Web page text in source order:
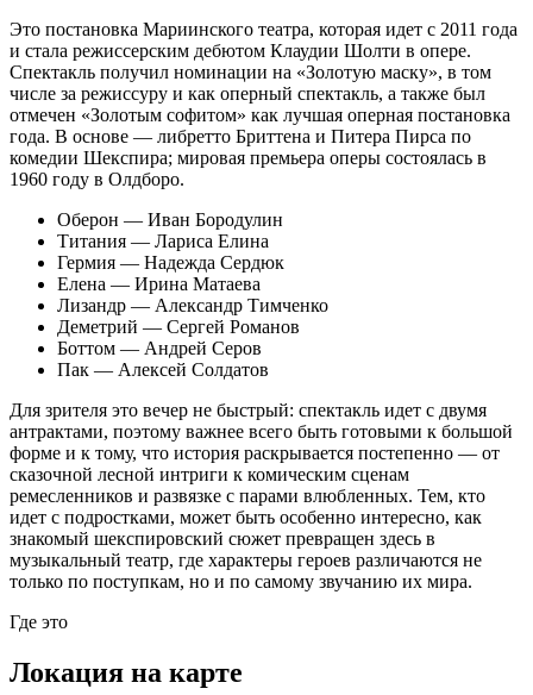
Это постановка Мариинского театра, которая идет с 2011 года
и стала режиссерским дебютом Клаудии Шолти в опере.
Спектакль получил номинации на «Золотую маску», в том
числе за режиссуру и как оперный спектакль, а также был
отмечен «Золотым софитом» как лучшая оперная постановка
года. В основе — либретто Бриттена и Питера Пирса по
комедии Шекспира; мировая премьера оперы состоялась в
1960 году в Олдборо.
Оберон — Иван Бородулин
Титания — Лариса Елина
Гермия — Надежда Сердюк
Елена — Ирина Матаева
Лизандр — Александр Тимченко
Деметрий — Сергей Романов
Боттом — Андрей Серов
Пак — Алексей Солдатов
Для зрителя это вечер не быстрый: спектакль идет с двумя
антрактами, поэтому важнее всего быть готовыми к большой
форме и к тому, что история раскрывается постепенно — от
сказочной лесной интриги к комическим сценам
ремесленников и развязке с парами влюбленных. Тем, кто
идет с подростками, может быть особенно интересно, как
знакомый шекспировский сюжет превращен здесь в
музыкальный театр, где характеры героев различаются не
только по поступкам, но и по самому звучанию их мира.
Где это
Локация на карте